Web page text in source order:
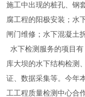
施工中出现的桩孔、钢
腐工程的阳极安装；水
闸门维修；水下混凝土
水下检测服务的项目
库大坝的水下结构检测
证、数据采集等。今年
工工程质量检测中心合